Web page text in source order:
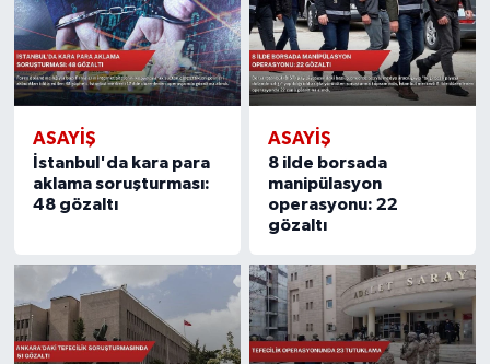
ASAYIŞ
İstanbul'da kara para
aklama soruşturması:
48 gözaltı
ASAYIŞ
8 ilde borsada
manipülasyon
operasyonu: 22
gözaltı